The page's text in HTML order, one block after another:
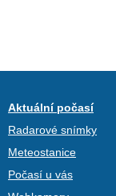
Aktuální počasí
Radarové snímky
Meteostanice
Počasí u vás